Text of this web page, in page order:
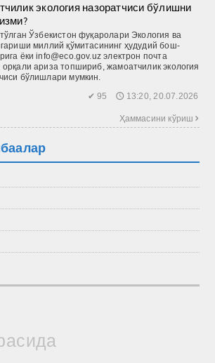
экология назоратчиси бўлишни
Ўзбекистон фуқаролари Экология ва
миллий қўмитасининг ҳудудий бош­
ёки info@eco.gov.uz электрон почта
ариза топшириб, жамоатчилик экология
бўлишлари мумкин.
✔ 95 🕔 13:20, 20.07.2026
Ҳаммасини кўриш 